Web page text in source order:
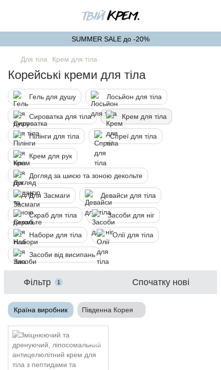
SUMMER SALE до -20%
Для тіла Крем для тіла
Корейські креми для тіла
Гель для душу Лосьйон для тіла
Сироватка для тіла Крем для тіла
Пілінги для тіла Спреї для тіла
Крем для рук
Догляд за шиєю та зоною декольте
Для Засмаги Девайси для тіла
Скраб для тіла Засоби для ніг
Набори для тіла Олії для тіла
Засоби від висипань
Фільтр 1 Спочатку нові
Країна виробник Південна Корея